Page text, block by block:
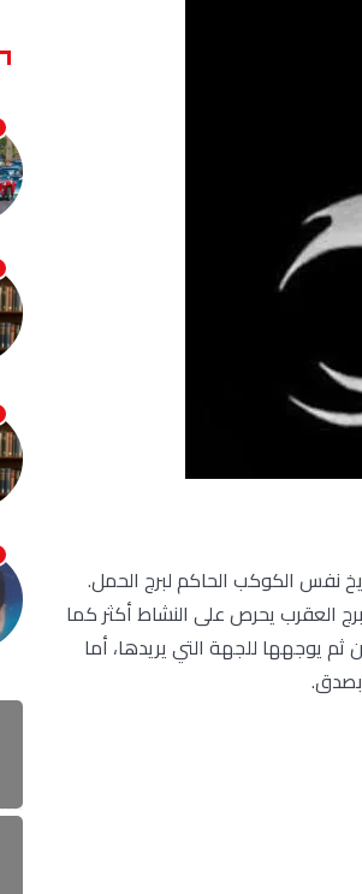
نفس الكوكب الحاكم لبرج الحمل.
العقرب يحرص على النشاط أكثر كما
يوجهها للجهة التي يريدها، أما
بصدق.